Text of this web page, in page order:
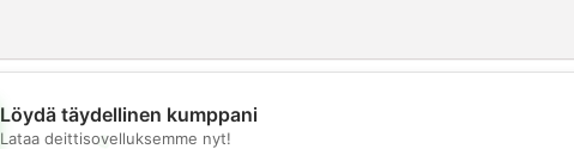
💖
Löydä täydellinen kumppani
Lataa deittisovelluksemme nyt!